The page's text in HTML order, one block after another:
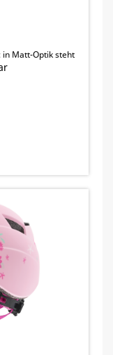
in Matt-Optik steht
beruhigt sein: